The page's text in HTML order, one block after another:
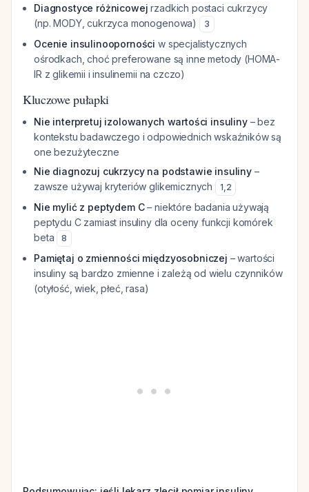
Diagnostyce różnicowej rzadkich postaci cukrzycy
(np. MODY, cukrzyca monogenowa)
3
Ocenie insulinooporności w specjalistycznych
ośrodkach, choć preferowane są inne metody (HOMA-
IR z glikemii i insulinemii na czczo)
Kluczowe pułapki
Nie interpretuj izolowanych wartości insuliny– bez
kontekstu badawczego i odpowiednich wskaźników są
one bezużyteczne
Nie diagnozuj cukrzycy na podstawie insuliny–
zawsze używaj kryteriów glikemicznych
1,2
Nie mylić z peptydem C– niektóre badania używają
peptydu C zamiast insuliny dla oceny funkcji komórek
beta
8
Pamiętaj o zmienności międzyosobniczej – wartości
insuliny są bardzo zmienne i zależą od wielu czynników
(otyłość, wiek, płeć, rasa)